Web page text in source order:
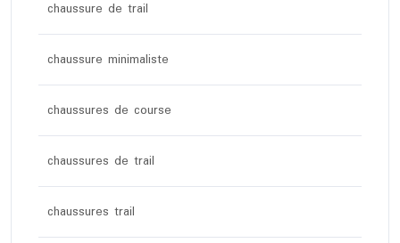
chaussure de trail
chaussure minimaliste
chaussures de course
chaussures de trail
chaussures trail